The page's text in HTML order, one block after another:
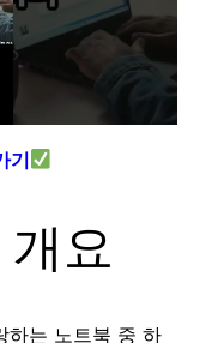
기
요
하는 노트북 중 하